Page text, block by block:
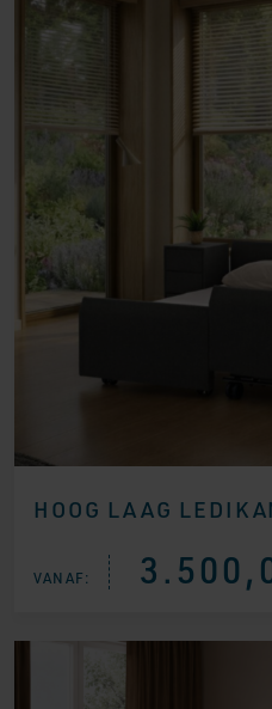
HOOG LAAG
VANAF: